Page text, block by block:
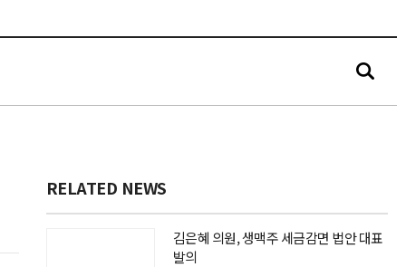
RELATED NEWS
김은혜 의원, 생맥주 세금감면 법안 대표
발의